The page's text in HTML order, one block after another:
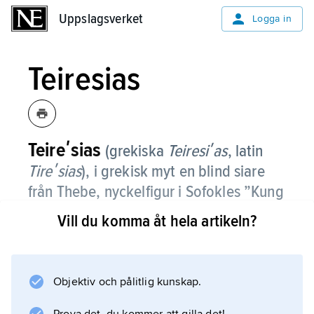
Uppslagsverket Logga in
Teiresias
Teireʹsias (grekiska Teiresiʹas, latin
Tireʹsias), i grekisk myt en blind siare
från Thebe, nyckelfigur i Sofokles ”Kung
Oidipus” och även förekommande i
bl.a. ”Odysséen” och Euripides
Enligt en version av myten såg Teiresias två
Vill du komma åt hela artikeln?
Objektiv och pålitlig kunskap.